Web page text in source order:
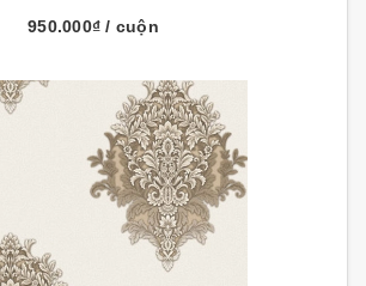
950.000₫/ cuộn